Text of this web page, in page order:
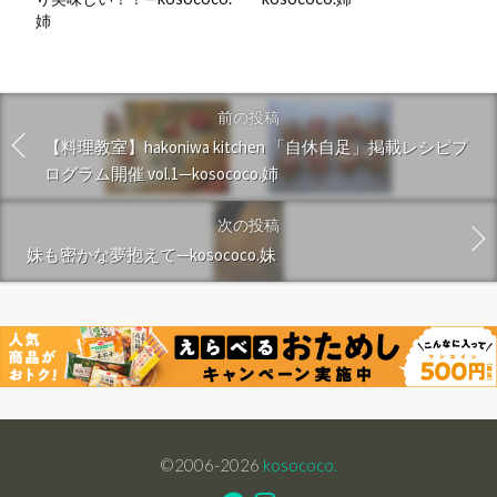
姉
前の投稿
【料理教室】hakoniwa kitchen 「自休自足」掲載レシピプ
ログラム開催 vol.1—kosococo.姉
次の投稿
妹も密かな夢抱えて—kosococo.妹
©2006-2026 kosococo.